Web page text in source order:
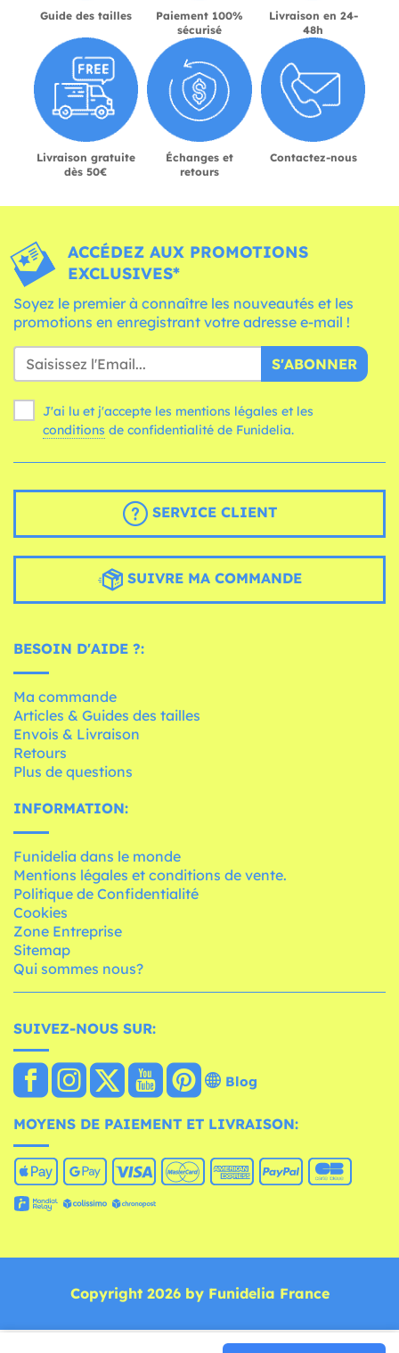
Guide des tailles
Paiement 100%
sécurisé
Livraison en 24-
48h
Livraison gratuite
dès 50€
Échanges et
retours
Contactez-nous
ACCÉDEZ AUX PROMOTIONS
EXCLUSIVES*
Soyez le premier à connaître les nouveautés et les
promotions en enregistrant votre adresse e-mail !
S'ABONNER
J'ai lu et j'accepte les mentions légales et les
conditions de confidentialité de Funidelia.
SERVICE CLIENT
SUIVRE MA COMMANDE
BESOIN D'AIDE ?:
Ma commande
Articles & Guides des tailles
Envois & Livraison
Retours
Plus de questions
INFORMATION:
Funidelia dans le monde
Mentions légales et conditions de vente.
Politique de Confidentialité
Cookies
Zone Entreprise
Sitemap
Qui sommes nous?
SUIVEZ-NOUS SUR:
Blog
MOYENS DE PAIEMENT ET LIVRAISON:
Copyright 2026 by Funidelia France